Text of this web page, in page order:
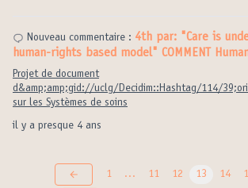
il y a presque 4 ans
Nouveau commentaire : 4th par: "Care is
human-rights based model" COMMENT
Projet de document
d&amp;amp;gid://uclg/Decidim::Hashtag/114/
sur les Systèmes de soins
1 … 11 12 13 14